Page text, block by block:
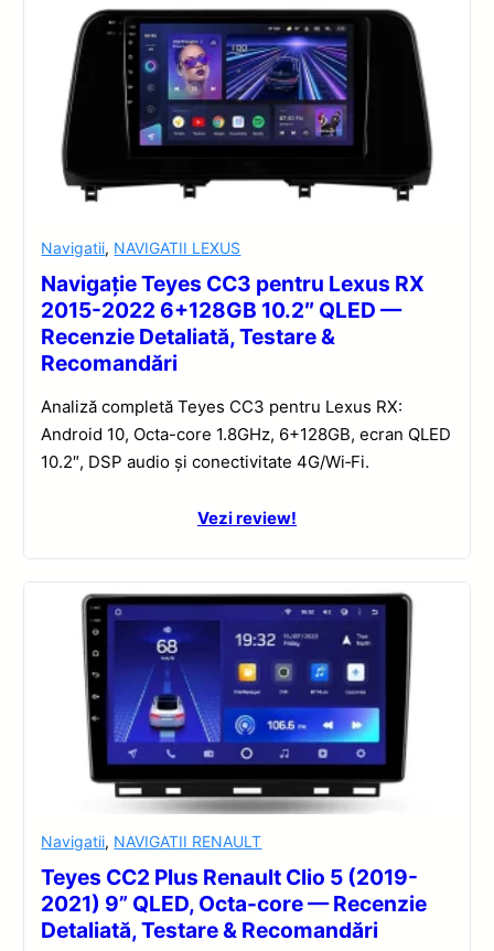
Navigatii, NAVIGATII LEXUS
Navigație Teyes CC3 pentru Lexus RX
2015-2022 6+128GB 10.2″ QLED —
Recenzie Detaliată, Testare &
Recomandări
Analiză completă Teyes CC3 pentru Lexus RX:
Android 10, Octa-core 1.8GHz, 6+128GB, ecran QLED
10.2″, DSP audio și conectivitate 4G/Wi‑Fi.
Vezi review!
Navigatii, NAVIGATII RENAULT
Teyes CC2 Plus Renault Clio 5 (2019-
2021) 9” QLED, Octa-core — Recenzie
Detaliată, Testare & Recomandări